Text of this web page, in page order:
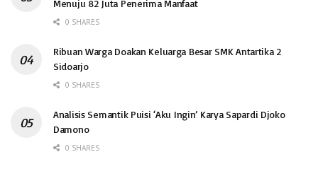
Menuju 82 Juta Penerima Manfaat
0 SHARES
Ribuan Warga Doakan Keluarga Besar SMK Antartika 2
Sidoarjo
0 SHARES
Analisis Semantik Puisi ‘Aku Ingin’ Karya Sapardi Djoko
Damono
0 SHARES